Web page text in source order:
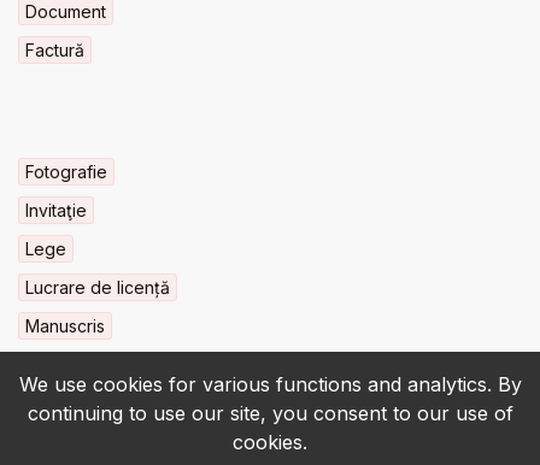
We use cookies for various functions and analytics. By
continuing to use our site, you consent to our use of
cookies.
Document
Factură
Fotografie
Invitaţie
Lege
Lucrare de licență
Manuscris